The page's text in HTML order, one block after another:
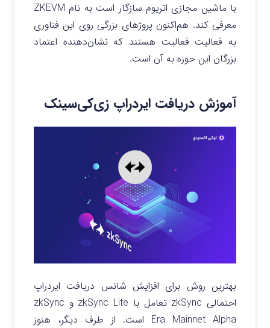
با ماشین مجازی اتریوم سازگار است به نام ZKEVM
معرفی کند. هم‌اکنون پروژ‌های بزرگی روی این فناوری
به فعالیت فعالیت هستند که نشان‌دهنده اعتماد
بزرگان این حوزه به آن است.
آموزش دریافت ایردراپ زی‌کی‌سینک
بهترین روش برای افزایش شانس دریافت ایردراپ
احتمالی zkSync تعامل با zkSync Lite و zkSync
Era Mainnet Alpha است. از طرف دیگر، هنوز